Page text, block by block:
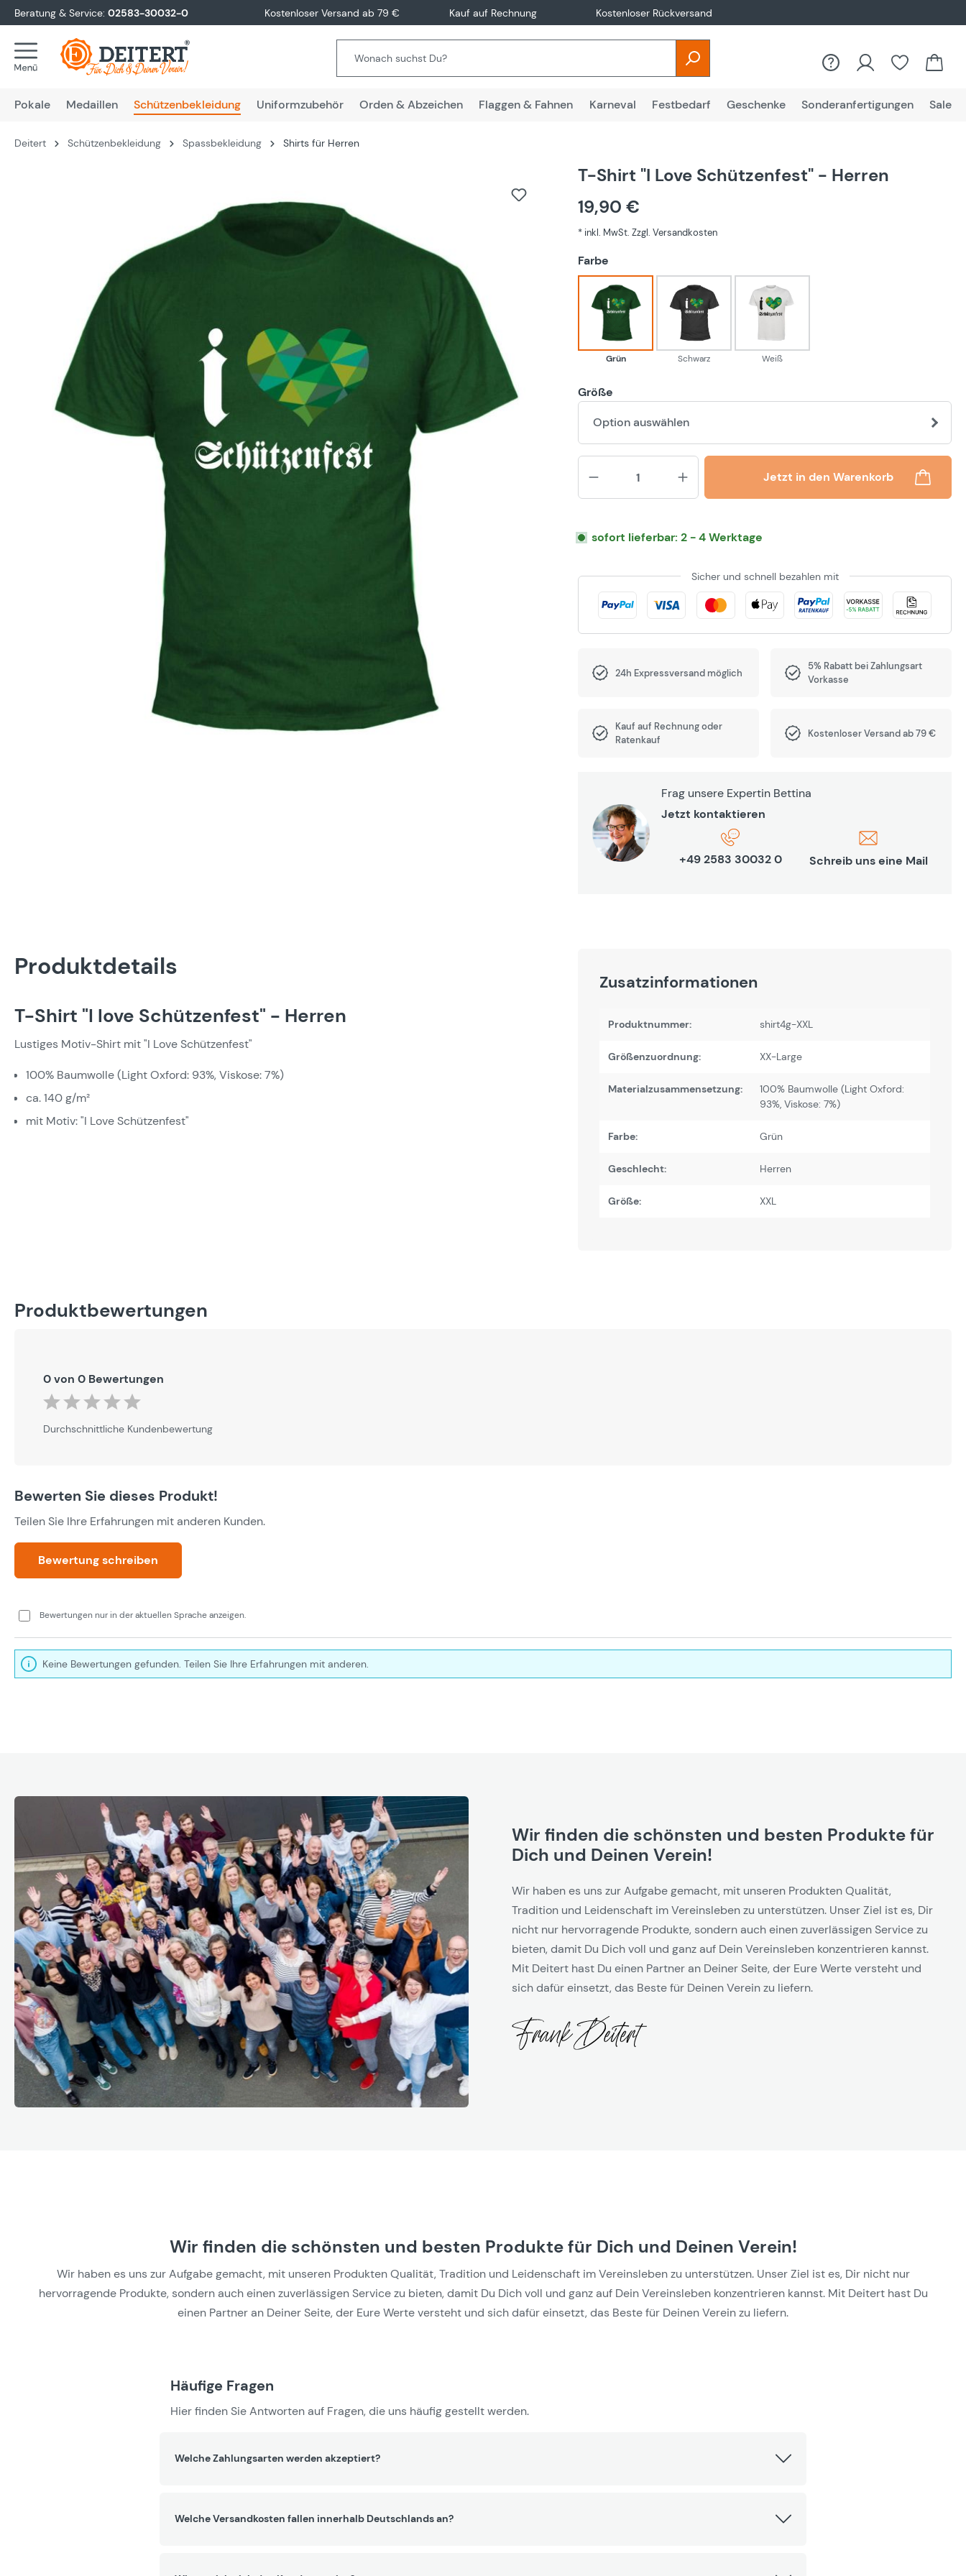
Zur Hauptnavigation springen
Beratung & Service: 02583-30032-0 Kostenloser Versand ab 79 € Kauf auf Rechnung Kostenloser Rückversand
Pokale Medaillen Schützenbekleidung Uniformzubehör Orden & Abzeichen Flaggen & Fahnen Karneval Festbedarf Geschenke Sonderanfertigungen Sale
Deitert Schützenbekleidung Spassbekleidung Shirts für Herren
T-Shirt "I Love Schützenfest" - Herren
19,90 €
* inkl. MwSt. Zzgl. Versandkosten
Farbe
Grün
Grün
Schwarz
Schwarz
Weiß
Weiß
Größe
Option auswählen
Produkt Anzahl: Gib den
Jetzt in den Warenkorb
sofort lieferbar: 2 - 4 Werktage
Sicher und schnell bezahlen mit
24h Expressversand möglich
5% Rabatt bei Zahlungsart
Vorkasse
Kauf auf Rechnung oder
Ratenkauf
Kostenloser Versand ab 79 €
Frag unsere Expertin Bettina
Jetzt kontaktieren
+49 2583 30032 0 Schreib uns eine Mail
Produktdetails
T-Shirt "I love Schützenfest" - Herren
Lustiges Motiv-Shirt mit "I Love Schützenfest"
100% Baumwolle (Light Oxford: 93%, Viskose: 7%)
ca. 140 g/m²
mit Motiv: "I Love Schützenfest"
Zusatzinformationen
Produktnummer: shirt4g-XXL
Größenzuordnung: XX-Large
Materialzusammensetzung:
100% Baumwolle (Light Oxford:
93%, Viskose: 7%)
Farbe: Grün
Geschlecht: Herren
Größe: XXL
Produktbewertungen
0 von 0 Bewertungen
Durchschnittliche Bewertung von 0 von 5 Sternen
Durchschnittliche Kundenbewertung
Bewerten Sie dieses Produkt!
Teilen Sie Ihre Erfahrungen mit anderen Kunden.
Bewertung schreiben
Bewertungen nur in der aktuellen Sprache anzeigen.
Keine Bewertungen gefunden. Teilen Sie Ihre Erfahrungen mit anderen.
Wir finden die schönsten und besten Produkte für
Dich und Deinen Verein!
Wir haben es uns zur Aufgabe gemacht, mit unseren Produkten Qualität,
Tradition und Leidenschaft im Vereinsleben zu unterstützen. Unser Ziel ist es, Dir
nicht nur hervorragende Produkte, sondern auch einen zuverlässigen Service zu
bieten, damit Du Dich voll und ganz auf Dein Vereinsleben konzentrieren kannst.
Mit Deitert hast Du einen Partner an Deiner Seite, der Eure Werte versteht und
sich dafür einsetzt, das Beste für Deinen Verein zu liefern.
Wir finden die schönsten und besten Produkte für Dich und Deinen Verein!
Wir haben es uns zur Aufgabe gemacht, mit unseren Produkten Qualität, Tradition und Leidenschaft im Vereinsleben zu unterstützen. Unser Ziel ist es, Dir nicht nur
hervorragende Produkte, sondern auch einen zuverlässigen Service zu bieten, damit Du Dich voll und ganz auf Dein Vereinsleben konzentrieren kannst. Mit Deitert hast Du
einen Partner an Deiner Seite, der Eure Werte versteht und sich dafür einsetzt, das Beste für Deinen Verein zu liefern.
Häufige Fragen
Hier finden Sie Antworten auf Fragen, die uns häufig gestellt werden.
Welche Zahlungsarten werden akzeptiert?
Welche Versandkosten fallen innerhalb Deutschlands an?